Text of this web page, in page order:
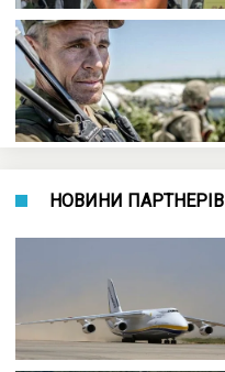
НОВИНИ ПАРТНЕРІВ